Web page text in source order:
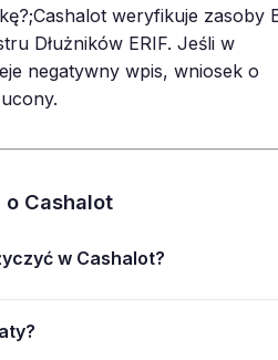
weryfikuje zasoby
Dłużników ERIF. Jeśli w
negatywny wpis, wniosek o
Cashalot
w Cashalot?